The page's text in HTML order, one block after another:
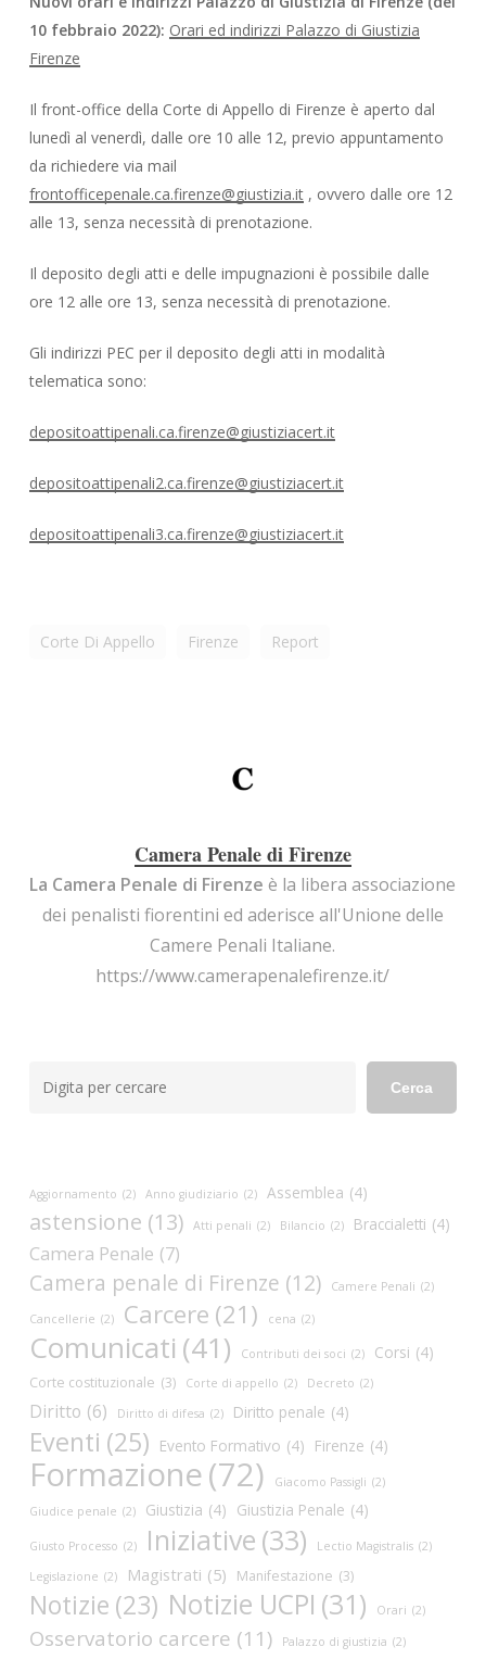
10 febbraio 2022): Orari ed indirizzi Palazzo di Giustizia
Firenze
Il front-office della Corte di Appello di Firenze è aperto dal
lunedì al venerdì, dalle ore 10 alle 12, previo appuntamento
da richiedere via mail
frontofficepenale.ca.firenze@giustizia.it, ovvero dalle ore 12
alle 13, senza necessità di prenotazione.
Il deposito degli atti e delle impugnazioni è possibile dalle
ore 12 alle ore 13, senza necessità di prenotazione.
Gli indirizzi PEC per il deposito degli atti in modalità
telematica sono:
depositoattipenali.ca.firenze@giustiziacert.it
depositoattipenali2.ca.firenze@giustiziacert.it
depositoattipenali3.ca.firenze@giustiziacert.it
Corte Di Appello Firenze Report
Camera Penale di Firenze
La Camera Penale di Firenze è la libera associazione
dei penalisti fiorentini ed aderisce all'Unione delle
Camere Penali Italiane.
https://www.camerapenalefirenze.it/
Cerca
Aggiornamento (2) Anno giudiziario (2) Assemblea (4)
astensione (13) Atti penali (2) Bilancio (2) Braccialetti (4)
Camera Penale (7)
Camera penale di Firenze (12) Camere Penali (2)
Cancellerie (2) Carcere (21) cena (2)
Comunicati (41) Contributi dei soci (2) Corsi (4)
Corte costituzionale (3) Corte di appello (2) Decreto (2)
Diritto (6) Diritto di difesa (2) Diritto penale (4)
Eventi (25) Evento Formativo (4) Firenze (4)
Formazione(72) Giacomo Passigli (2)
Giudice penale (2) Giustizia (4) Giustizia Penale (4)
Giusto Processo (2) Iniziative (33) Lectio Magistralis (2)
Legislazione (2) Magistrati (5) Manifestazione (3)
Notizie (23) Notizie UCPI (31) Orari (2)
Osservatorio carcere (11) Palazzo di giustizia (2)